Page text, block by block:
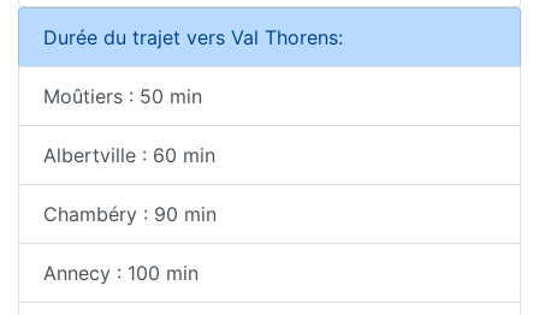
Durée du trajet vers Val Thorens:
Moûtiers : 50 min
Albertville : 60 min
Chambéry : 90 min
Annecy : 100 min